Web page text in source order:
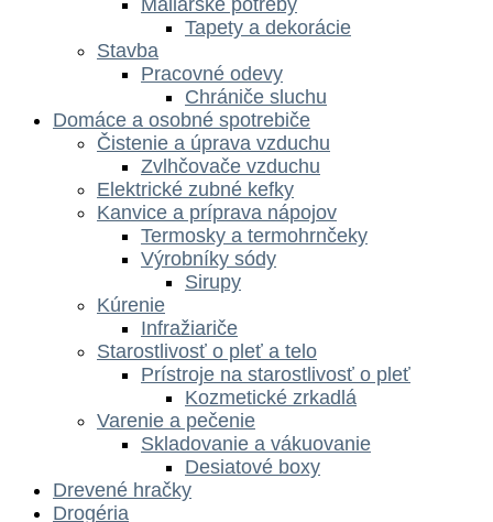
Tapety a dekorácie
Stavba
Pracovné odevy
Chrániče sluchu
Domáce a osobné spotrebiče
Čistenie a úprava vzduchu
Zvlhčovače vzduchu
Elektrické zubné kefky
Kanvice a príprava nápojov
Termosky a termohrnčeky
Výrobníky sódy
Sirupy
Kúrenie
Infražiariče
Starostlivosť o pleť a telo
Prístroje na starostlivosť o pleť
Kozmetické zrkadlá
Varenie a pečenie
Skladovanie a vákuovanie
Desiatové boxy
Drevené hračky
Drogéria